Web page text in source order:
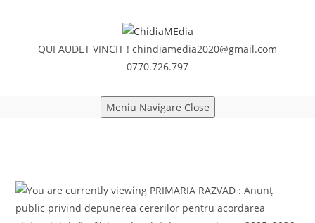
QUI AUDET VINCIT ! chindiamedia2020@gmail.com
0770.726.797
Meniu Navigare Close